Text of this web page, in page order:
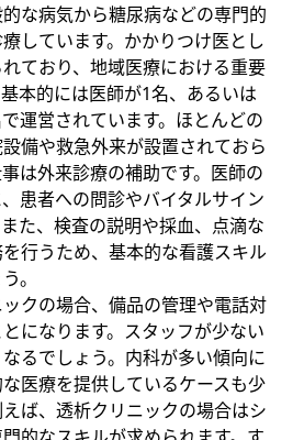
な病気から糖尿病などの専門的
しています。かかりつけ医とし
ており、地域医療における重要
本的には医師が1名、あるいは
運営されています。ほとんどの
備や救急外来が設置されておら
は外来診療の補助です。医師の
患者への問診やバイタルサイン
た、検査の説明や採血、点滴な
行うため、基本的な看護スキル
。
クの場合、備品の管理や電話対
になります。スタッフが少ない
るでしょう。内科が多い傾向に
医療を提供しているケースも少
ば、透析クリニックの場合はシ